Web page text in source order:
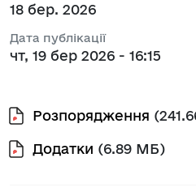
18 бер. 2026
Дата публікації
чт, 19 бер 2026 - 16:15
Розпорядження
Додатки (6.89 МБ)